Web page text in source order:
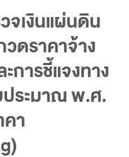
- 2570)
จเงินแผ่นดิน
วดราคาจ้าง
การชี้แจงทาง
ประมาณ พ.ศ.
า